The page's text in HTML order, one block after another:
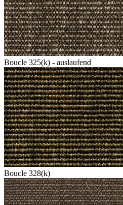
Boucle 325(k) - auslaufend
Boucle 328(k)